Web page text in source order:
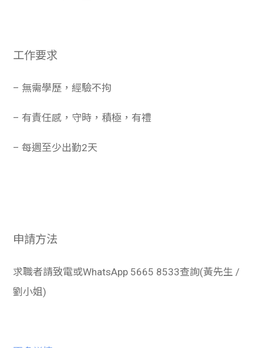
工作要求
– 無需學歷，經驗不拘
– 有責任感，守時，積極，有禮
– 每週至少出勤2天
申請方法
求職者請致電或WhatsApp 5665 8533查詢(黃先生 /
劉小姐)